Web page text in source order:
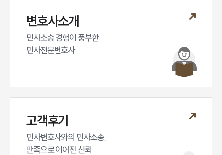
변호사소개
민사소송 경험이 풍부한
민사전문변호사
고객후기
민사변호사와의 민사소송,
만족으로 이어진 신뢰